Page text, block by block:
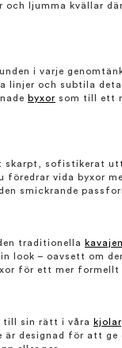
ljumma kvällar
i varje
linjer och subtila
byxor som till ett
skarpt, sofistikerat
föredrar vida byxor
smickrande
traditionella kavajen
look – oavsett om
för ett mer
till sin rätt i våra kjolar
är designad för att ge